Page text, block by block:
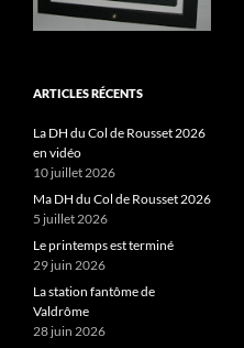
ARTICLES RÉCENTS
La DH du Col de Rousset 2026
en vidéo
10 juillet 2026
Ma DH du Col de Rousset 2026
5 juillet 2026
Le printemps est terminé
29 juin 2026
La station fantôme de
Valdrôme
28 juin 2026